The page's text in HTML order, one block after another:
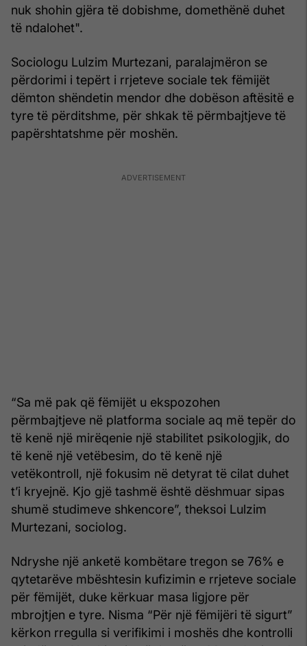
nuk shohin gjëra të dobishme, domethënë duhet
të ndalohet".
Sociologu Lulzim Murtezani, paralajmëron se
përdorimi i tepërt i rrjeteve sociale tek fëmijët
dëmton shëndetin mendor dhe dobëson aftësitë e
tyre të përditshme, për shkak të përmbajtjeve të
papërshtatshme për moshën.
“Sa më pak që fëmijët u ekspozohen
përmbajtjeve në platforma sociale aq më tepër do
të kenë një mirëqenie një stabilitet psikologjik, do
të kenë një vetëbesim, do të kenë një
vetëkontroll, një fokusim në detyrat të cilat duhet
t’i kryejnë. Kjo gjë tashmë është dëshmuar sipas
shumë studimeve shkencore”, theksoi Lulzim
Murtezani, sociolog.
Ndryshe një anketë kombëtare tregon se 76% e
qytetarëve mbështesin kufizimin e rrjeteve sociale
për fëmijët, duke kërkuar masa ligjore për
mbrojtjen e tyre. Nisma “Për një fëmijëri të sigurt”
kërkon rregulla si verifikimi i moshës dhe kontrolli